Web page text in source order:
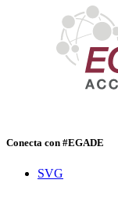
Conecta con #EGADE
SVG